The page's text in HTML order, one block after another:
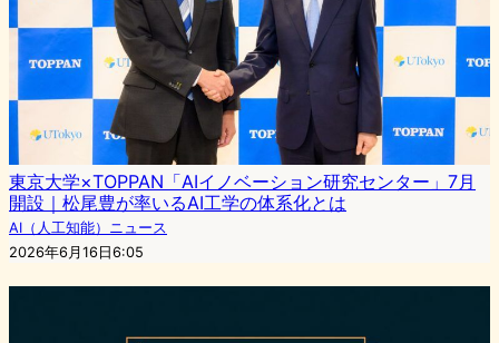
東京大学×TOPPAN「AIイノベーション研究センター」7月
開設｜松尾豊が率いるAI工学の体系化とは
AI（人工知能）ニュース
2026年6月16日6:05